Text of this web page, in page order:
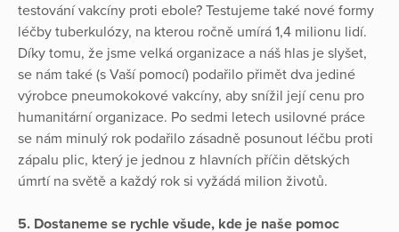
testování vakcíny proti ebole? Testujeme také nové formy
léčby tuberkulózy, na kterou ročně umírá 1,4 milionu lidí.
Díky tomu, že jsme velká organizace a náš hlas je slyšet,
se nám také (s Vaší pomocí) podařilo přimět dva jediné
výrobce pneumokokové vakcíny, aby snížil její cenu pro
humanitární organizace. Po sedmi letech usilovné práce
se nám minulý rok podařilo zásadně posunout léčbu proti
zápalu plic, který je jednou z hlavních příčin dětských
úmrtí na světě a každý rok si vyžádá milion životů.
5. Dostaneme se rychle všude, kde je naše pomoc